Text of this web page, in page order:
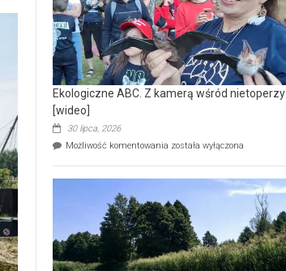
[wideo]
Ekologiczne ABC. Z kamerą wśród nietoperzy
[wideo]
30 lipca, 2026
Możliwość komentowania Ekologiczne
wśród
nietoperzy
[wideo]
została wyłączona